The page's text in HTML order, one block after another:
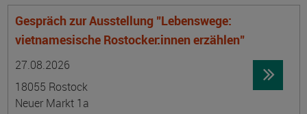
Gespräch zur Ausstellung "Lebenswege:
vietnamesische Rostocker:innen erzählen"
27.08.2026
18055 Rostock
Neuer Markt 1a